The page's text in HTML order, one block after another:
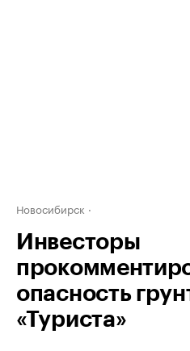
Новосибирск
Инвесторы
опасность
«Туриста»